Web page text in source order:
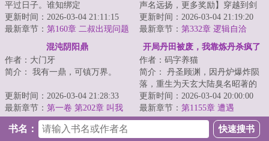
平过日子。谁知绑定
“躺平人生系统”...
更新时间：2026-03-04 21:11:15
最新章节： 第160章 二叔出现问题
声名远扬，更多奖励】穿越到剑
与魔法世界的唐奇，发现只要在
【日志...
更新时间：2026-03-04 21:19:20
最新章节： 第332章 逻辑自洽
（4k）
混沌阴阳鼎
作者：大门牙
简介： 我有一鼎，可镇万界。
阴阳初鸣，生道纹定天地乾坤。
更新时间：2026-03-04 21:28:33
最新章节： 第一卷 第202章 叫我
开局丹田被废，我靠炼丹杀疯了
作者：码字养猫
简介： 丹圣顾渊，因丹炉爆炸陨
落，重生为天玄大陆臭名昭著的
纨绔少爷。丹田被废，家族倾
颓，强敌...
更新时间：2026-03-04 20:00:00
最新章节： 第1155章 遭遇
书名：